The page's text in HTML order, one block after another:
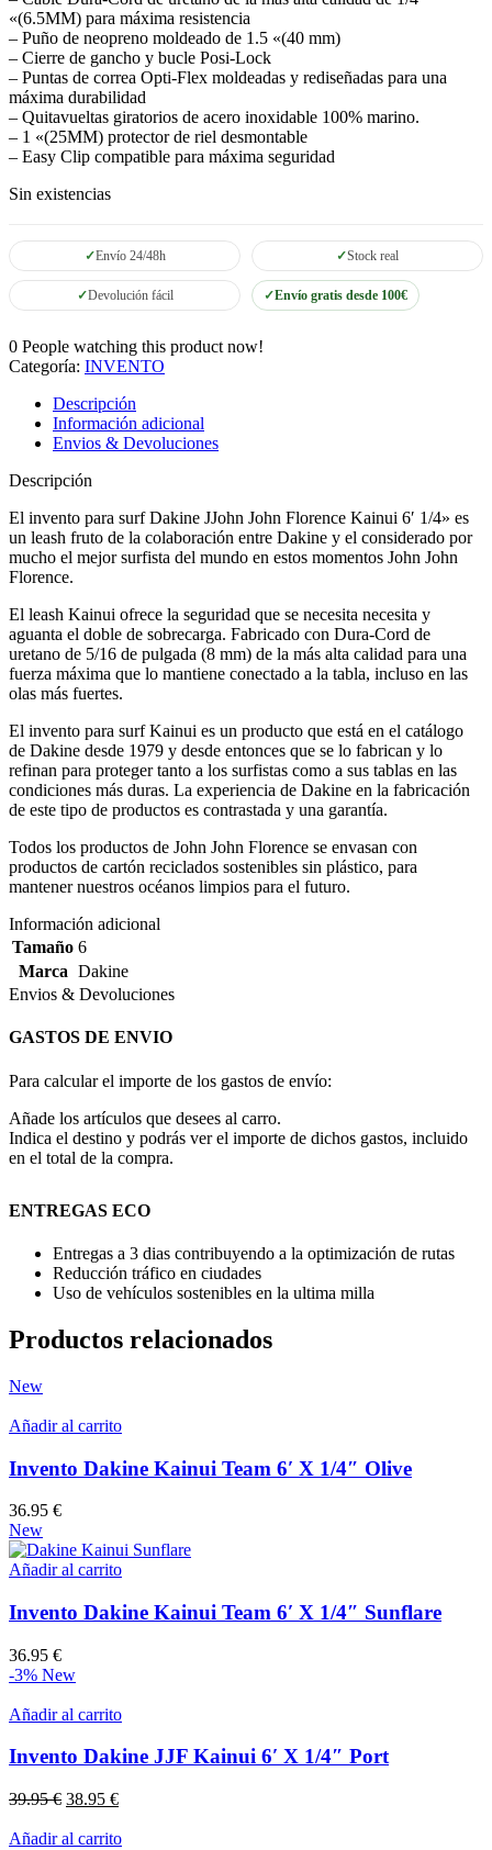
«(6.5MM) para máxima resistencia
– Puño de neopreno moldeado de 1.5 «(40 mm)
– Cierre de gancho y bucle Posi-Lock
– Puntas de correa Opti-Flex moldeadas y rediseñadas para una
máxima durabilidad
– Quitavueltas giratorios de acero inoxidable 100% marino.
– 1 «(25MM) protector de riel desmontable
– Easy Clip compatible para máxima seguridad
Sin existencias
Envío 24/48h Stock real
Devolución fácil Envío gratis desde 100€
0 People watching this product now!
Categoría: INVENTO
Descripción
Información adicional
Envios & Devoluciones
Descripción
El invento para surf Dakine JJohn John Florence Kainui 6′ 1/4» es
un leash fruto de la colaboración entre Dakine y el considerado por
mucho el mejor surfista del mundo en estos momentos John John
Florence.
El leash Kainui ofrece la seguridad que se necesita necesita y
aguanta el doble de sobrecarga. Fabricado con Dura-Cord de
uretano de 5/16 de pulgada (8 mm) de la más alta calidad para una
fuerza máxima que lo mantiene conectado a la tabla, incluso en las
olas más fuertes.
El invento para surf Kainui es un producto que está en el catálogo
de Dakine desde 1979 y desde entonces que se lo fabrican y lo
refinan para proteger tanto a los surfistas como a sus tablas en las
condiciones más duras. La experiencia de Dakine en la fabricación
de este tipo de productos es contrastada y una garantía.
Todos los productos de John John Florence se envasan con
productos de cartón reciclados sostenibles sin plástico, para
mantener nuestros océanos limpios para el futuro.
Información adicional
Tamaño 6
Marca Dakine
Envios & Devoluciones
GASTOS DE ENVIO
Para calcular el importe de los gastos de envío:
Añade los artículos que desees al carro.
Indica el destino y podrás ver el importe de dichos gastos, incluido
en el total de la compra.
ENTREGAS ECO
Entregas a 3 dias contribuyendo a la optimización de rutas
Reducción tráfico en ciudades
Uso de vehículos sostenibles en la ultima milla
Productos relacionados
New
Añadir al carrito
Invento Dakine Kainui Team 6′ X 1/4″ Olive
36.95 €
New
Añadir al carrito
Invento Dakine Kainui Team 6′ X 1/4″ Sunflare
36.95 €
-3% New
Añadir al carrito
Invento Dakine JJF Kainui 6′ X 1/4″ Port
39.95€ El
original
38.95 €El
actual
Añadir al carrito